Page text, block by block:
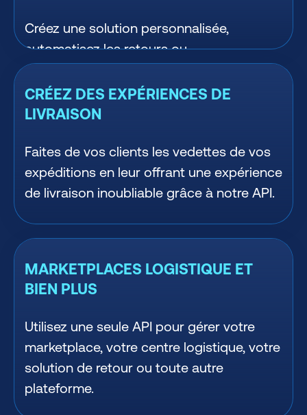
Créez une solution personnalisée,
automatisez les retours ou
connectez vos outils.
CRÉEZ DES EXPÉRIENCES DE
LIVRAISON
Faites de vos clients les vedettes de vos
expéditions en leur offrant une expérience
de livraison inoubliable grâce à notre API.
MARKETPLACES LOGISTIQUE ET
BIEN PLUS
Utilisez une seule API pour gérer votre
marketplace, votre centre logistique, votre
solution de retour ou toute autre
plateforme.